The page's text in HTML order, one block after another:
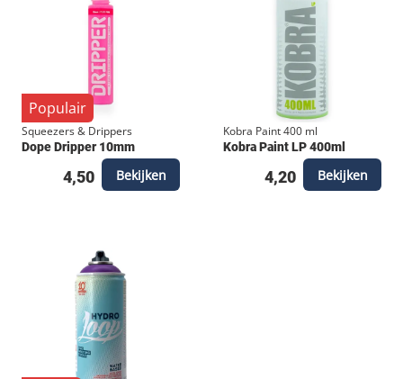
Populair
Squeezers & Drippers
Dope Dripper 10mm
4,50 Bekijken
Kobra Paint 400 ml
Kobra Paint LP 400ml
4,20 Bekijken